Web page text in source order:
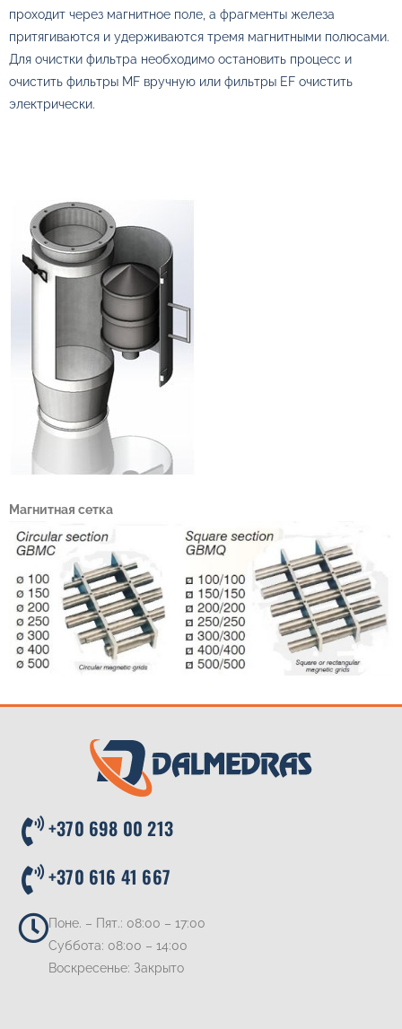
проходит через магнитное поле, а фрагменты железа
притягиваются и удерживаются тремя магнитными полюсами.
Для очистки фильтра необходимо остановить процесс и
очистить фильтры MF вручную или фильтры EF очистить
электрически.
Магнитная сетка
+370 698 00 213
+370 616 41 667
Поне. – Пят.: 08:00 – 17:00
Суббота: 08:00 – 14:00
Воскресенье: Закрыто